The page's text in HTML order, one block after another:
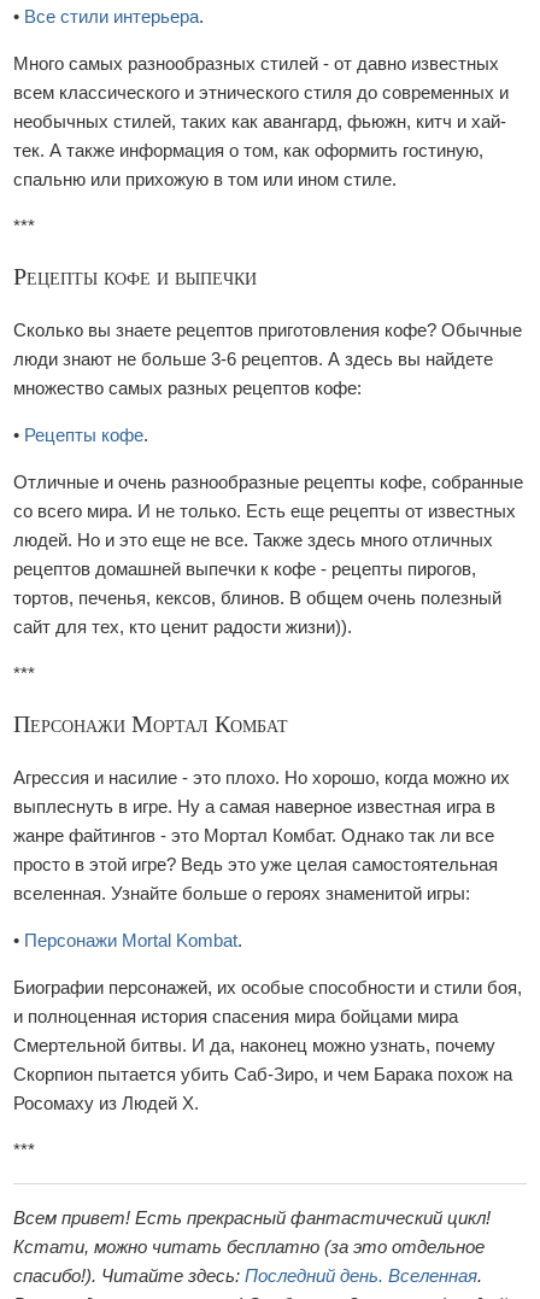
• Все стили интерьера.
Много самых разнообразных стилей - от давно известных
всем классического и этнического стиля до современных и
необычных стилей, таких как авангард, фьюжн, китч и хай-
тек. А также информация о том, как оформить гостиную,
спальню или прихожую в том или ином стиле.
***
Рецепты кофе и выпечки
Сколько вы знаете рецептов приготовления кофе? Обычные
люди знают не больше 3-6 рецептов. А здесь вы найдете
множество самых разных рецептов кофе:
• Рецепты кофе.
Отличные и очень разнообразные рецепты кофе, собранные
со всего мира. И не только. Есть еще рецепты от известных
людей. Но и это еще не все. Также здесь много отличных
рецептов домашней выпечки к кофе - рецепты пирогов,
тортов, печенья, кексов, блинов. В общем очень полезный
сайт для тех, кто ценит радости жизни)).
***
Персонажи Мортал Комбат
Агрессия и насилие - это плохо. Но хорошо, когда можно их
выплеснуть в игре. Ну а самая наверное известная игра в
жанре файтингов - это Мортал Комбат. Однако так ли все
просто в этой игре? Ведь это уже целая самостоятельная
вселенная. Узнайте больше о героях знаменитой игры:
• Персонажи Mortal Kombat.
Биографии персонажей, их особые способности и стили боя,
и полноценная история спасения мира бойцами мира
Смертельной битвы. И да, наконец можно узнать, почему
Скорпион пытается убить Саб-Зиро, и чем Барака похож на
Росомаху из Людей Х.
***
Всем привет! Есть прекрасный фантастический цикл!
Кстати, можно читать бесплатно (за это отдельное
спасибо!). Читайте здесь:Последний день. Вселенная.